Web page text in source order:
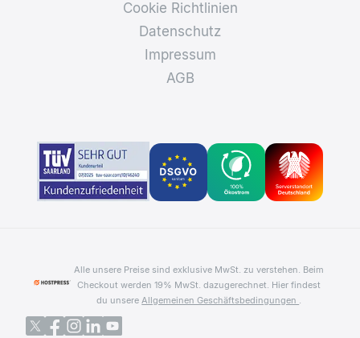
Cookie Richtlinien
Datenschutz
Impressum
AGB
Alle unsere Preise sind exklusive MwSt. zu verstehen. Beim
Checkout werden 19% MwSt. dazugerechnet. Hier findest
du unsereAllgemeinen Geschäftsbedingungen .